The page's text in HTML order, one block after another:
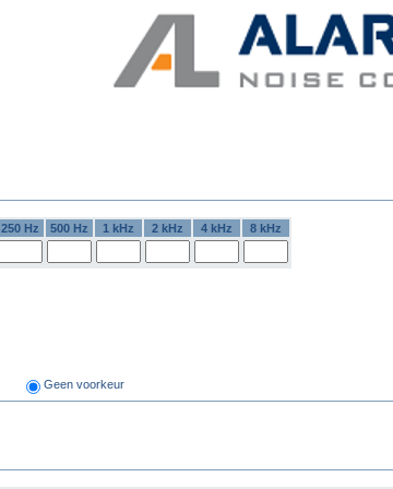
250 Hz 500 Hz 1 kHz 2 kHz 4 kHz 8 kHz
Geen voorkeur